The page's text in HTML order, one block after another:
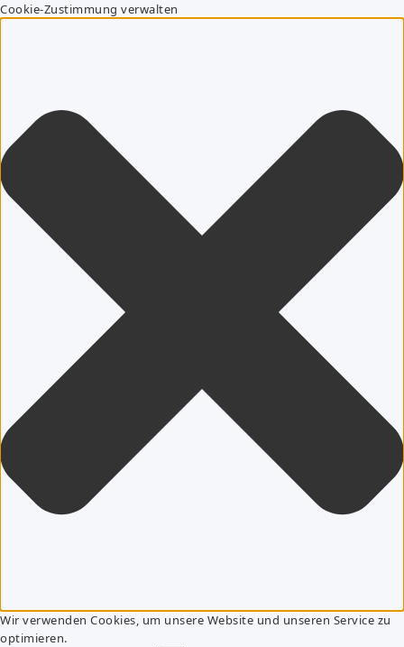
Cookie-Zustimmung verwalten
Wir verwenden Cookies, um unsere Website und unseren Service zu
optimieren.